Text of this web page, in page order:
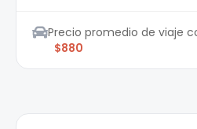
Precio promedio de viaje
$880